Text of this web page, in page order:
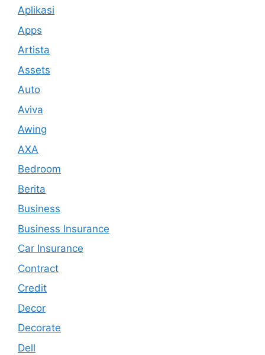
Aplikasi
Apps
Artista
Assets
Auto
Aviva
Awing
AXA
Bedroom
Berita
Business
Business Insurance
Car Insurance
Contract
Credit
Decor
Decorate
Dell